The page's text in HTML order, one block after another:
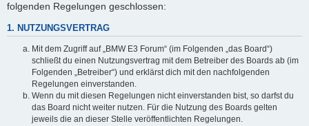
folgenden Regelungen geschlossen:
1. NUTZUNGSVERTRAG
Mit dem Zugriff auf „BMW E3 Forum“ (im Folgenden „das Board“)
schließt du einen Nutzungsvertrag mit dem Betreiber des Boards ab (im
Folgenden „Betreiber“) und erklärst dich mit den nachfolgenden
Regelungen einverstanden.
Wenn du mit diesen Regelungen nicht einverstanden bist, so darfst du
das Board nicht weiter nutzen. Für die Nutzung des Boards gelten
jeweils die an dieser Stelle veröffentlichten Regelungen.